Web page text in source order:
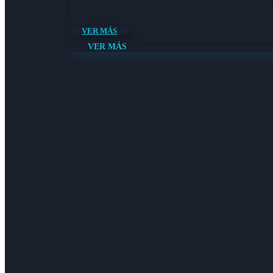
VER MÁS
VER MÁS